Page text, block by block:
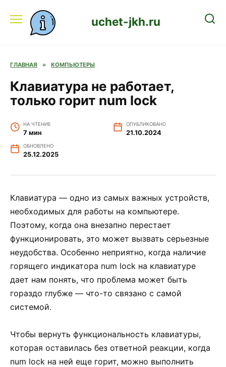
содержанию
uchet-jkh.ru
ГЛАВНАЯ » КОМПЬЮТЕРЫ
Клавиатура не работает,
только горит num lock
НА ЧТЕНИЕ
7 мин
ОПУБЛИКОВАНО
21.10.2024
ОБНОВЛЕНО
25.12.2025
Клавиатура — одно из самых важных устройств,
необходимых для работы на компьютере.
Поэтому, когда она внезапно перестает
функционировать, это может вызвать серьезные
неудобства. Особенно неприятно, когда наличие
горящего индикатора num lock на клавиатуре
дает нам понять, что проблема может быть
гораздо глубже — что-то связано с самой
системой.
Чтобы вернуть функциональность клавиатуры,
которая оставилась без ответной реакции, когда
num lock на ней еще горит, можно выполнить